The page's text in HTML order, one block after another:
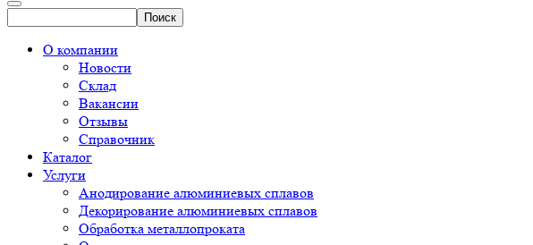
О компании
Новости
Склад
Вакансии
Отзывы
Справочник
Каталог
Услуги
Анодирование алюминиевых сплавов
Декорирование алюминиевых сплавов
Обработка металлопроката